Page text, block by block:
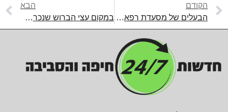
הקודם
הבעלים של מסעדת רפאלו בביג קריות : “עשיתי את זה כאקט מחאתי”
הבא
במקום עצי הברוש שנכרתו נשתלו עצי תות ונוי בחיפה